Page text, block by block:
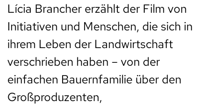
Lícia Brancher erzählt der Film von
Initiativen und Menschen, die sich in
ihrem Leben der Landwirtschaft
verschrieben haben – von der
einfachen Bauernfamilie über den
Großproduzenten,